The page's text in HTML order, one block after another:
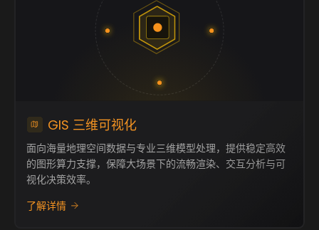
GIS 三维可视化
面向海量地理空间数据与专业三维模型处理，提供稳定高效
的图形算力支撑，保障大场景下的流畅渲染、交互分析与可
视化决策效率。
了解详情